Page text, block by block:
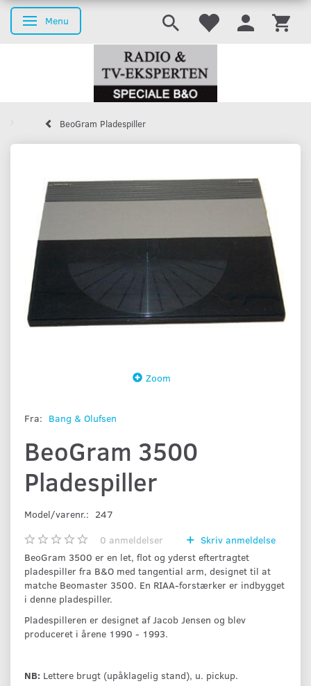
Skifte navigation
Menu
BeoGram Pladespiller
Zoom
Fra: Bang & Olufsen
BeoGram 3500
Pladespiller
Model/varenr.: 247
0 anmeldelser
Skriv anmeldelse
BeoGram 3500 er en let, flot og yderst eftertragtet
pladespiller fra B&O med tangential arm, designet til at
matche Beomaster 3500. En RIAA-forstærker er indbygget
i denne pladespiller.
Pladespilleren er designet af Jacob Jensen og blev
produceret i årene 1990 - 1993.
NB: Lettere brugt (upåklagelig stand), u. pickup.